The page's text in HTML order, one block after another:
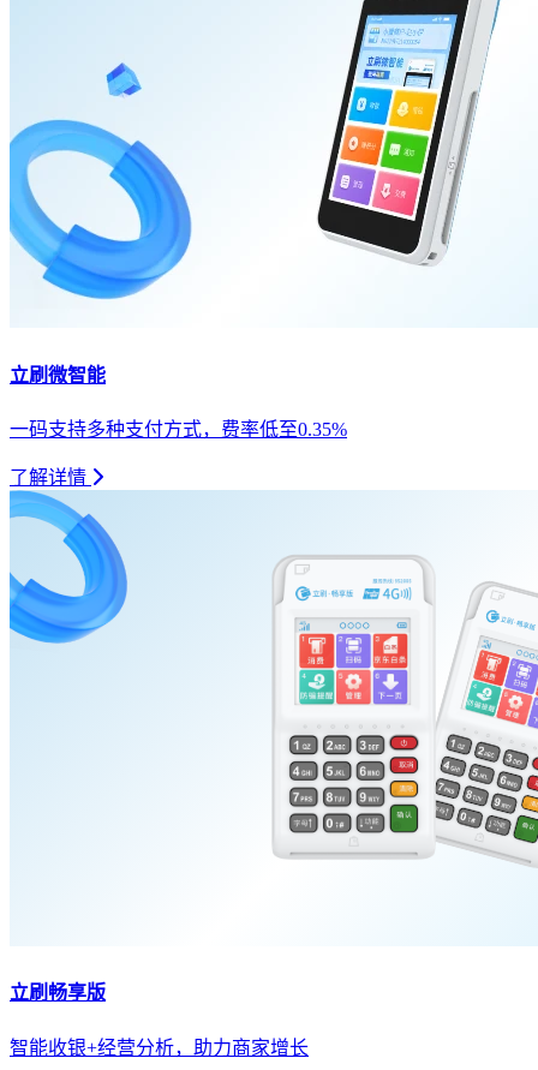
立刷微智能
一码支持多种支付方式，费率低至0.35%
了解详情
立刷畅享版
智能收银+经营分析，助力商家增长